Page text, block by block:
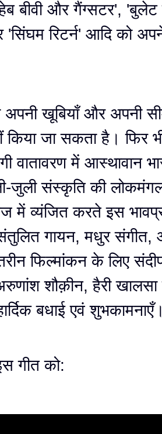
बीवी और गैंग्सटर', 'बुलेट
रिटर्न' आदि को
खूबियाँ और अपनी
किया जा सकता है। फिर
वातावरण में आस्थावान
जुली संस्कृति की
में व्यंजित करते इस
गायन, मधुर संगीत,
फिल्मांकन के लिए
शौक़ीन, हैरी खालसा
बधाई एवं
गीत को: